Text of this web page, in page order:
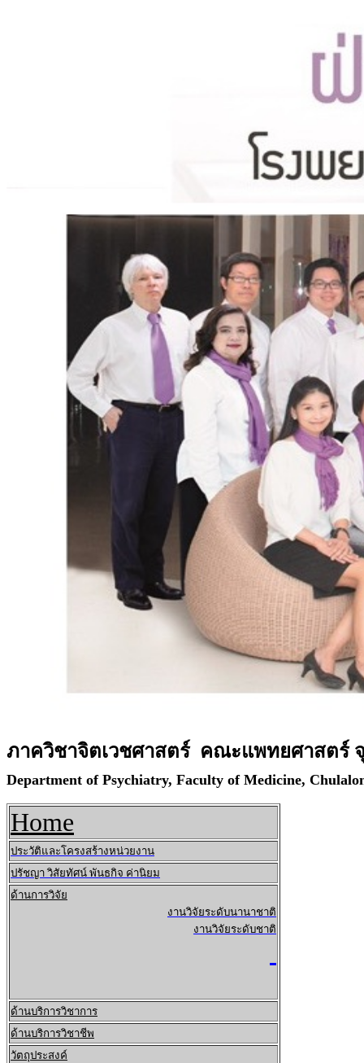
ภาควิชาจิตเวชศาสตร์ คณะแพทยศาสตร์
Department of Psychiatry, Faculty of Medicine,
Home
ประวัติและโครงสร้างหน่วยงาน
ปรัชญา วิสัยทัศน์ พันธกิจ ค่านิยม
ด้านการวิจัย
งานวิจัยระดับนานาชาติ
งานวิจัยระดับชาติ
ด้านบริการวิชาการ
ด้านบริการวิชาชีพ
วัตถุประสงค์